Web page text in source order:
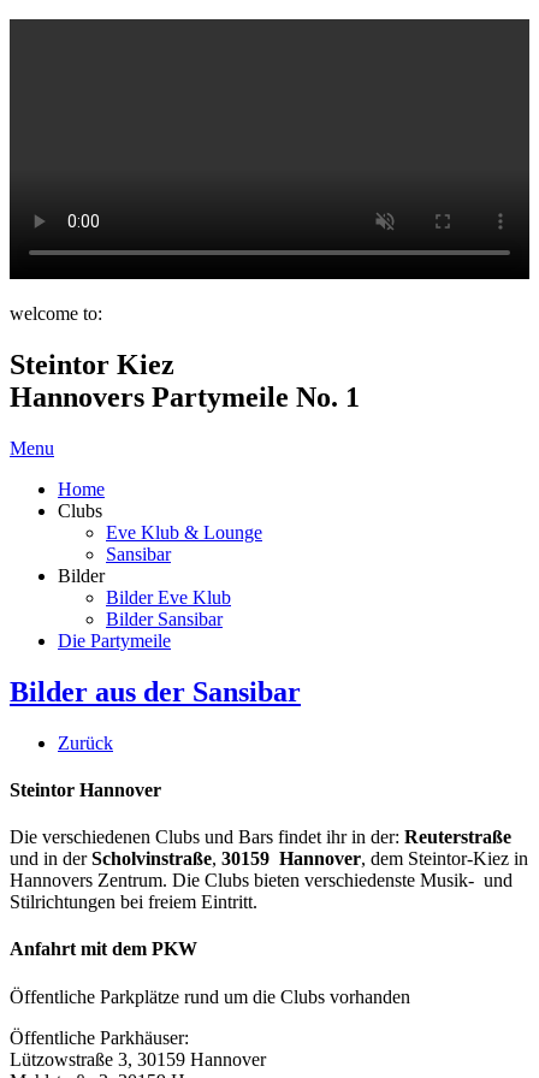
welcome to:
Steintor Kiez
Hannovers Partymeile No. 1
Menu
Home
Clubs
Eve Klub & Lounge
Sansibar
Bilder
Bilder Eve Klub
Bilder Sansibar
Die Partymeile
Bilder aus der Sansibar
Zurück
Steintor Hannover
Die verschiedenen Clubs und Bars findet ihr in der: Reuterstraße
und in derScholvinstraße, 30159 Hannover, dem Steintor-Kiez in
Hannovers Zentrum. Die Clubs bieten verschiedenste Musik- und
Stilrichtungen bei freiem Eintritt.
Anfahrt mit dem PKW
Öffentliche Parkplätze rund um die Clubs vorhanden
Öffentliche Parkhäuser:
Lützowstraße 3, 30159 Hannover